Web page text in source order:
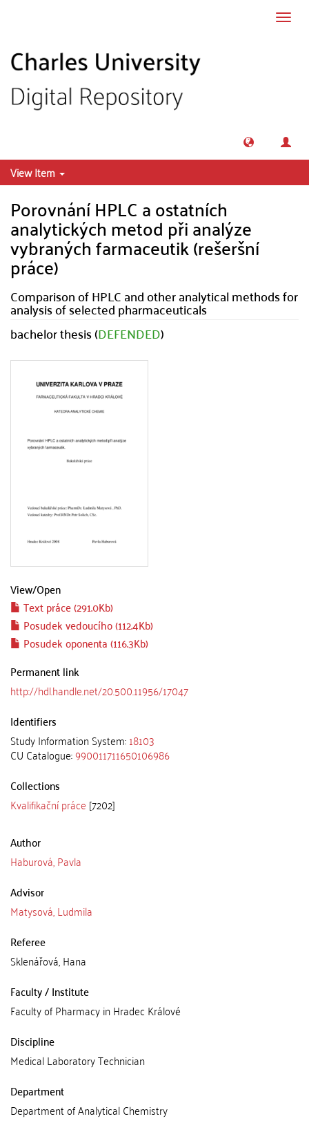
View Item
Porovnání HPLC a ostatních
analytických metod při analýze
vybraných farmaceutik (rešeršní
práce)
Comparison of HPLC and other analytical methods for
analysis of selected pharmaceuticals
bachelor thesis (DEFENDED)
View/Open
Text práce (291.0Kb)
Posudek vedoucího (112.4Kb)
Posudek oponenta (116.3Kb)
Permanent link
http://hdl.handle.net/20.500.11956/17047
Identifiers
Study Information System:18103
CU Catalogue:990011711650106986
Collections
Kvalifikační práce [7202]
Author
Haburová, Pavla
Advisor
Matysová, Ludmila
Referee
Sklenářová, Hana
Faculty / Institute
Faculty of Pharmacy in Hradec Králové
Discipline
Medical Laboratory Technician
Department
Department of Analytical Chemistry